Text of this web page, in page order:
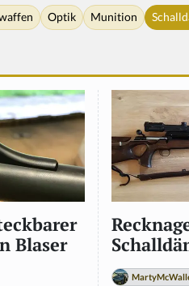
Optik Munition
Blaser